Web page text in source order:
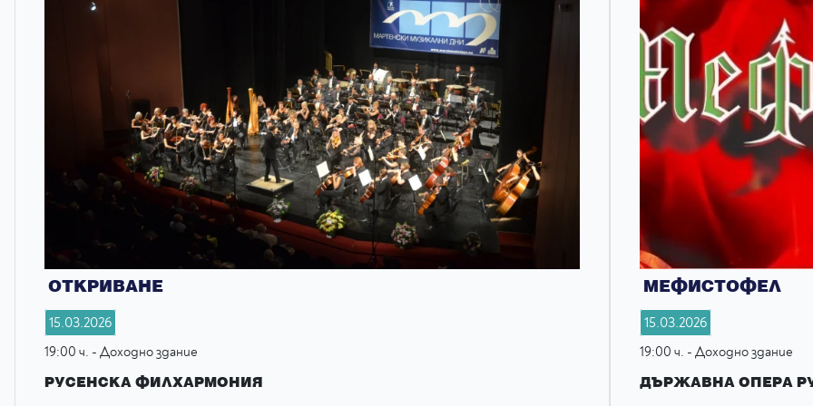
ОТКРИВАНЕ
15.03.2026
19:00 ч. - Доходно здание
РУСЕНСКА ФИЛХАРМОНИЯ
МЕФИСТОФЕЛ
15.03.2026
19:00 ч. - Доходно здание
ДЪРЖАВНА ОПЕРА